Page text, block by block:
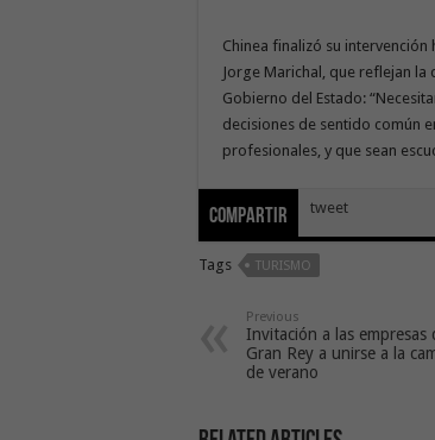
Chinea finalizó su intervención
Jorge Marichal, que reflejan
Gobierno del Estado:
decisiones de sentido común
profesionales, y que sean
Compartir tweet
Tags TURISMO
Previous
Invitación a las empresas
Gran Rey a unirse a la
de verano